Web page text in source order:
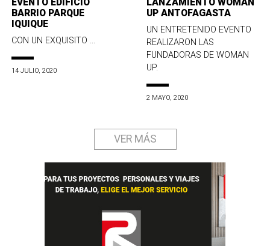
BARRIO PARQUE
IQUIQUE
CON UN EXQUISITO ...
14 JULIO, 2020
UP ANTOFAGASTA
UN ENTRETENIDO EVENTO
REALIZARON LAS
FUNDADORAS DE WOMAN
UP.
2 MAYO, 2020
VER MÁS